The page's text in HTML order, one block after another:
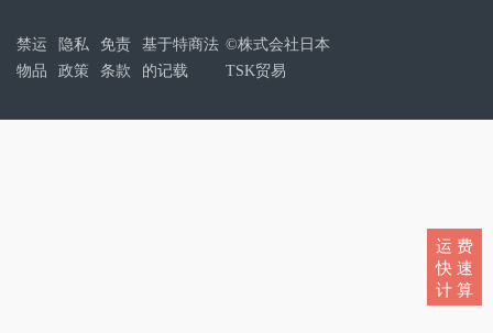
禁运
物品
隐私
政策
免责
条款
基于特商法
的记载
©株式会社日本
TSK贸易
运 费
快 速
计 算